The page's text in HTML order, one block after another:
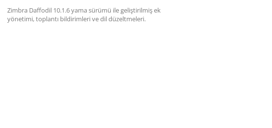
Zimbra Daffodil 10.1.6 yama sürümü ile geliştirilmiş ek
yönetimi, toplantı bildirimleri ve dil düzeltmeleri.